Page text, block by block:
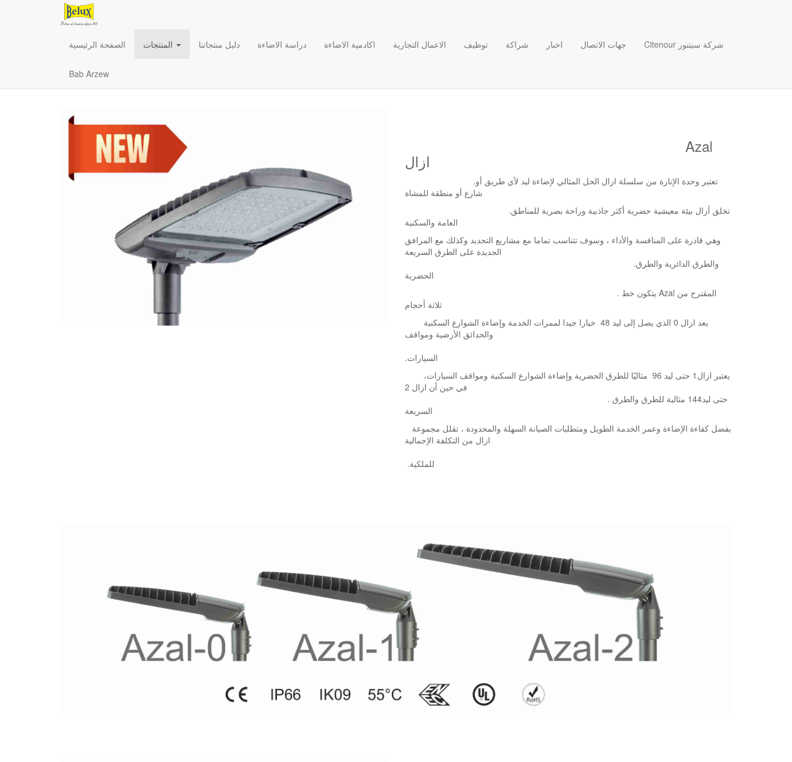
الصفحة الرئيسية المنتجات دليل منتجاتنا دراسة الاضاءة اكادمية الاضاءة الاعمال التجارية توظيف شراكة اخبار جهات الاتصال Citenour شركة سيتنور
Bab Arzew
Azal
ازال
.تعتبر وحدة الإنارة من سلسلة ازال الحل المثالي لإضاءة ليد لأي طريق أو
شارع أو منطقة للمشاة
.تخلق أزال بيئة معيشية حضرية أكثر جاذبية وراحة بصرية للمناطق
العامة والسكنية
وهي قادرة على المنافسة والأداء ، وسوف تتناسب تماما مع مشاريع التجديد وكذلك مع المرافق
الجديدة على الطرق السريعة
.والطرق الدائرية والطرق
الحضرية
. يتكون خط Azal المقترح من
ثلاثة أحجام
والحدائق الأرضية ومواقف
.السيارات
. حتى ليد144 مثالية للطرق والطرق
ازال من التكلفة الإجمالية
.للملكية